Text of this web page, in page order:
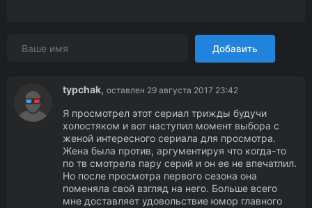
Добавить
typchak, оставлен 29 августа 2017 23:42
Я просмотрел этот сериал трижды будучи
холостяком и вот наступил момент выбора с
женой интересного сериала для просмотра.
Жена была против, аргументируя что когда-то
по тв смотрела пару серий и он ее не впечатлил.
Но после просмотра первого сезона она
поменяла свой взгляд на него. Больше всего
мне доставляет удовольствие юмор главного